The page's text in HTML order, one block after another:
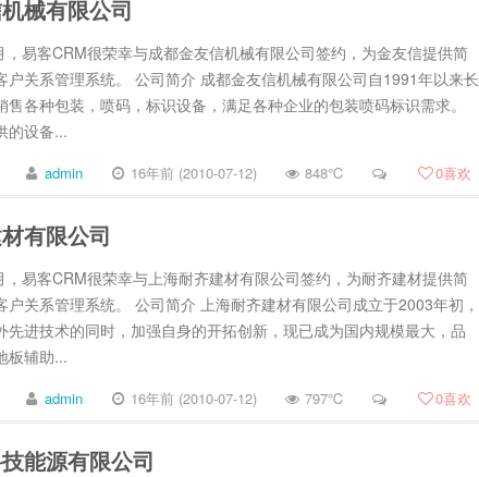
械有限公司
，易客CRM很荣幸与成都金友信机械有限公司签约，为金友信提供简
户关系管理系统。 公司简介 成都金友信机械有限公司自1991年以来长
售各种包装，喷码，标识设备，满足各种企业的包装喷码标识需求。
的设备...
admin 16年前 (2010-07-12) 848℃ 0喜欢
有限公司
，易客CRM很荣幸与上海耐齐建材有限公司签约，为耐齐建材提供简
户关系管理系统。 公司简介 上海耐齐建材有限公司成立于2003年初，
先进技术的同时，加强自身的开拓创新，现已成为国内规模最大，品
板辅助...
admin 16年前 (2010-07-12) 797℃ 0喜欢
能源有限公司